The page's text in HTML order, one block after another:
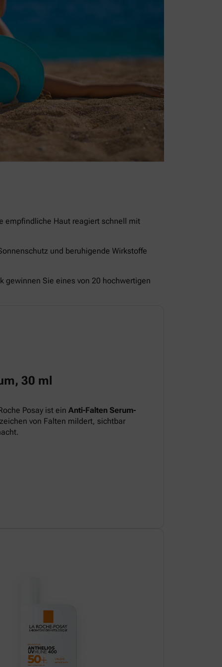
empfindliche Haut reagiert schnell mit
und beruhigende Wirkstoffe
gewinnen Sie eines von 20 hochwertigen
30 ml
Posay ist ein Anti-Falten Serum-
von Falten mildert, sichtbar